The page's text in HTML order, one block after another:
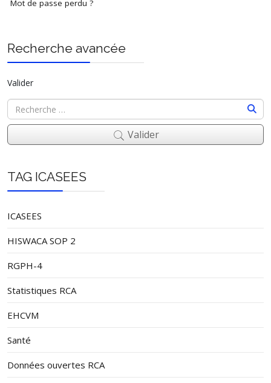
Mot de passe perdu ?
Recherche avancée
Valider
Valider
TAG ICASEES
ICASEES
HISWACA SOP 2
RGPH-4
Statistiques RCA
EHCVM
Santé
Données ouvertes RCA